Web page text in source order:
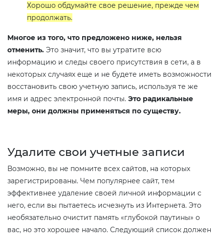
Хорошо обдумайте свое решение, прежде чем
продолжать.​
Многое из того, что предложено ниже, нельзя
отменить. Это значит, что вы утратите всю
информацию и следы своего присутствия в сети, а в
некоторых случаях еще и не будете иметь возможности
восстановить свою учетную запись, используя те же
имя и адрес электронной почты. Это радикальные
меры, они должны применяться по существу.
Удалите свои учетные записи​
Возможно, вы не помните всех сайтов, на которых
зарегистрированы. Чем популярнее сайт, тем
эффективнее удаление своей личной информации с
него, если вы пытаетесь исчезнуть из Интернета. Это
необязательно очистит память «глубокой паутины» о
вас, но это хорошее начало. Следующий список должен